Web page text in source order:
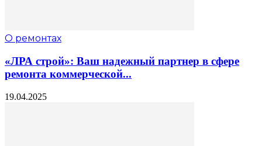
О ремонтах
«ЛРА строй»: Ваш надежный партнер в сфере
ремонта коммерческой...
19.04.2025